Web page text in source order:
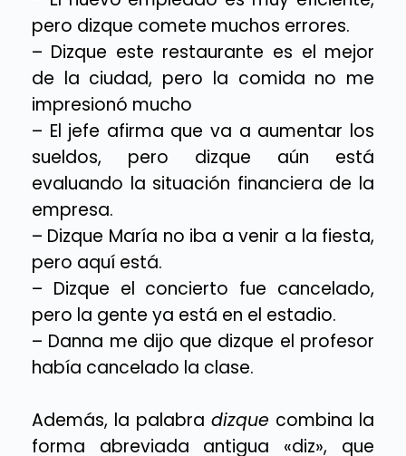
pero dizque comete muchos errores.
– Dizque este restaurante es el mejor
de la ciudad, pero la comida no me
impresionó mucho
– El jefe afirma que va a aumentar los
sueldos, pero dizque aún está
evaluando la situación financiera de la
empresa.
– Dizque María no iba a venir a la fiesta,
pero aquí está.
– Dizque el concierto fue cancelado,
pero la gente ya está en el estadio.
– Danna me dijo que dizque el profesor
había cancelado la clase.
Además, la palabradizque combina la
forma abreviada antigua «diz», que